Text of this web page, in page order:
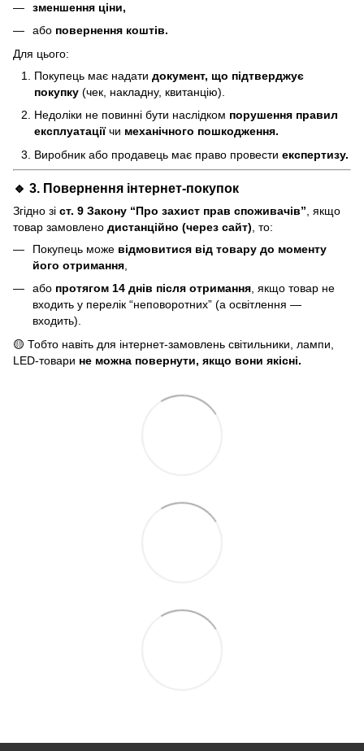
зменшення ціни,
або повернення коштів.
Для цього:
Покупець має надати документ, що підтверджує
покупку (чек, накладну, квитанцію).
Недоліки не повинні бути наслідком порушення правил
експлуатаціїчи механічного пошкодження.
Виробник або продавець має право провести експертизу.
🔹 3. Повернення інтернет-покупок
Згідно зі ст. 9 Закону “Про захист прав споживачів” , якщо
товар замовлено дистанційно (через сайт) , то:
Покупець може відмовитися від товару до моменту
його отримання
або протягом 14 днів після отримання , якщо товар не
входить у перелік “неповоротних” (а освітлення —
входить).
🟡 Тобто навіть для інтернет-замовлень світильники, лампи,
LED-товари не можна повернути, якщо вони якісні.